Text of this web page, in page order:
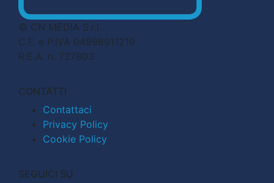
© CN MEDIA S.r.l.
C.F. e P.IVA 04998911210
R.E.A. n. 727803
CONTATTI
Contattaci
Privacy Policy
Cookie Policy
SEGUICI SU